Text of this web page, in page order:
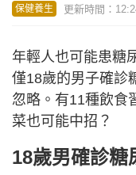
保健養生 更新時間：
年輕人也可能患糖
僅18歲的男子確診
忽略。有11種飲食
菜也可能中招？
18歲男確診糖